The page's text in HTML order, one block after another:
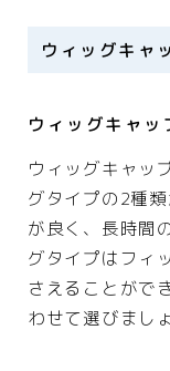
スポーツ
ファッション
不動産・引越し
物件
ウィッグキャ
ウィッグキャッ
ウィッグキャッ
グタイプの2種
が良く、長時間
グタイプはフィ
さえることがで
わせて選びまし